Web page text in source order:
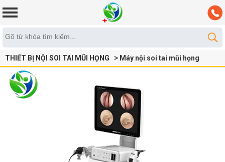
THIẾT BỊ NỘI SOI TAI MŨI HỌNG Máy nội soi tai mũi họng